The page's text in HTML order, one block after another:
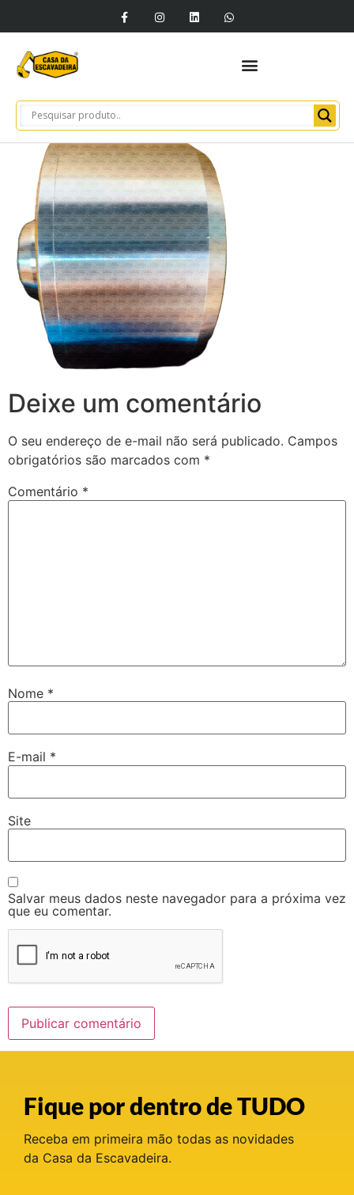
Deixe um comentário
O seu endereço de e-mail não será publicado. Campos
obrigatórios são marcados com *
Comentário *
Nome *
E-mail *
Site
Salvar meus dados neste navegador para a próxima vez
que eu comentar.
Fique por dentro de TUDO
Receba em primeira mão todas as novidades
da Casa da Escavadeira.